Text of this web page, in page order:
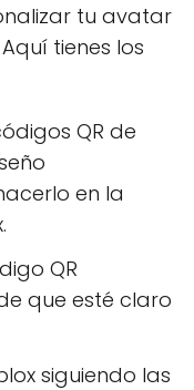
tu avatar
tienes los
QR de
en la
QR
que esté claro
siguiendo las